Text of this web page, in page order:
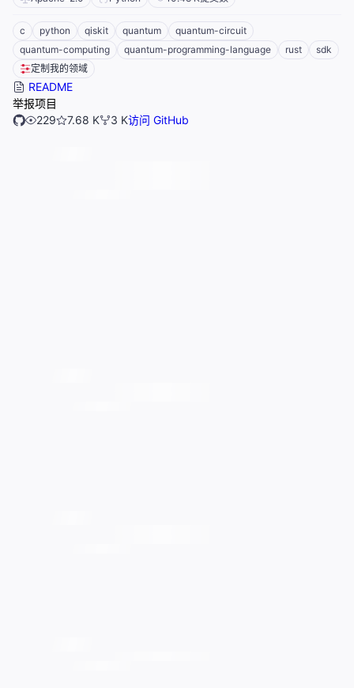
c python qiskit quantum
quantum-circuit
quantum-computing
quantum-programming-language rust
sdk
定制我的领域
README
举报项目
229
7.68 K 3 K访问 GitHub